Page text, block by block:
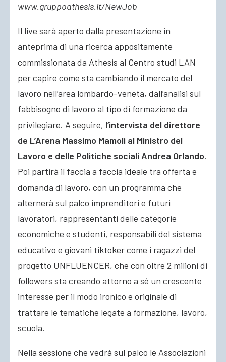
www.gruppoathesis.it/NewJob
Il live sarà aperto dalla presentazione in
anteprima di una ricerca appositamente
commissionata da Athesis al Centro studi LAN
per capire come sta cambiando il mercato del
lavoro nell’area lombardo-veneta, dall’analisi sul
fabbisogno di lavoro al tipo di formazione da
privilegiare. A seguire, l’intervista del direttore
de L’Arena Massimo Mamoli al Ministro del
Lavoro e delle Politiche sociali Andrea Orlando.
Poi partirà il faccia a faccia ideale tra offerta e
domanda di lavoro, con un programma che
alternerà sul palco imprenditori e futuri
lavoratori, rappresentanti delle categorie
economiche e studenti, responsabili del sistema
educativo e giovani tiktoker come i ragazzi del
progetto UNFLUENCER, che con oltre 2 milioni di
followers sta creando attorno a sé un crescente
interesse per il modo ironico e originale di
trattare le tematiche legate a formazione, lavoro,
scuola.
Nella sessione che vedrà sul palco le Associazioni